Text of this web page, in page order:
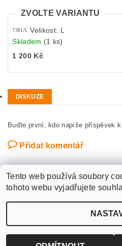
ZVOLTE VARIANTU
7361/L Velikost: L
Skladem (1 ks)
1 200 Kč
DISKUZE
Buďte první, kdo napíše příspěvek
Přidat komentář
WANTED SPORT PARDUBICE ,
Tento web používá soubory
tohoto webu vyjadřujete